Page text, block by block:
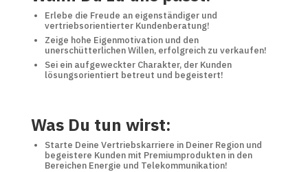
Erlebe die Freude an eigenständiger und
vertriebsorientierter Kundenberatung!
Zeige hohe Eigenmotivation und den
unerschütterlichen Willen, erfolgreich zu verkaufen!
Sei ein aufgeweckter Charakter, der Kunden
lösungsorientiert betreut und begeistert!
Was Du tun wirst:
Starte Deine Vertriebskarriere in Deiner Region und
begeistere Kunden mit Premiumprodukten in den
Bereichen Energie und Telekommunikation!